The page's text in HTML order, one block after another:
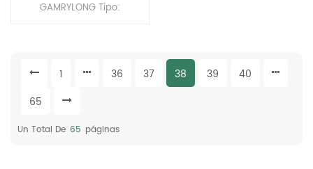
GAMRYLONG Tipo:
(espesor) x 2,0 m (ancho)
revestimiento PUR
1 36 37 38 39
40
65
Un Total De 65 Páginas